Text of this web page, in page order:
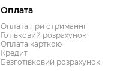
Оплата
Оплата при отриманні
Готівковий розрахунок
Оплата карткою
Кредит
Безготівковий розрахунок